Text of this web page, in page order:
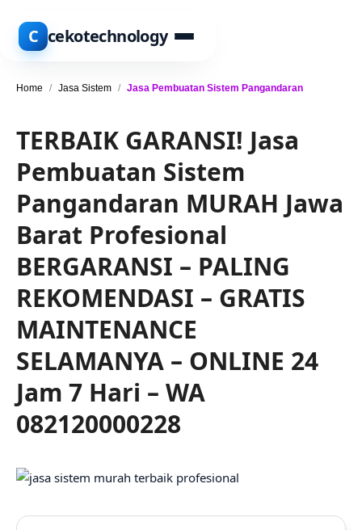
C cekotechnology
Home / Jasa Sistem / Jasa Pembuatan Sistem Pangandaran
TERBAIK GARANSI! Jasa
Pembuatan Sistem
Pangandaran MURAH Jawa
Barat Profesional
BERGARANSI – PALING
REKOMENDASI – GRATIS
MAINTENANCE
SELAMANYA – ONLINE 24
Jam 7 Hari – WA
082120000228